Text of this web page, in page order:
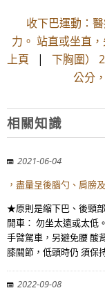
收下巴運動：
力。 站直或坐直
上頁 | 下胸圍）
公分
相關知識
2021-06-04
，盡量呈後腦勺、肩膀
★原則是縮下巴、後頸
開車： 勿坐太遠或太低
手臂駕車，另避免腰 酸
膝關節，低頭時仍 須保
2022-09-08